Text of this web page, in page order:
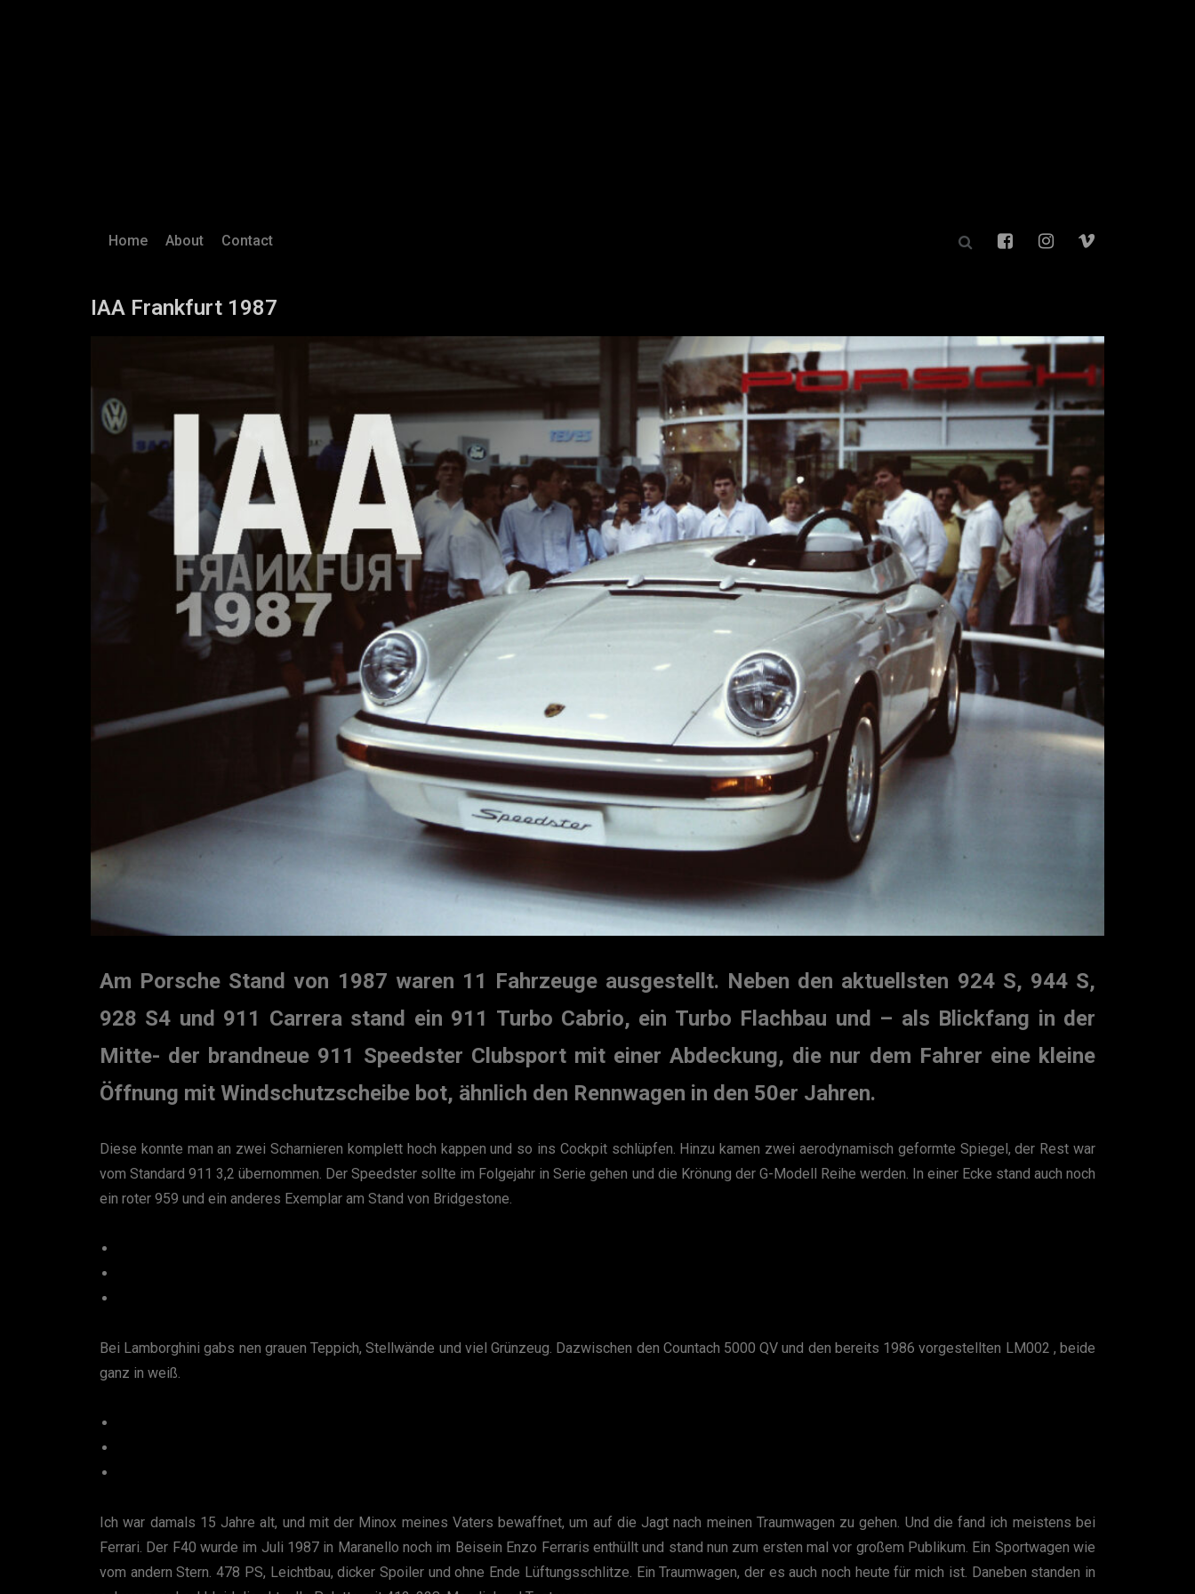
Home About Contact
IAA Frankfurt 1987
Am Porsche Stand von 1987 waren 11 Fahrzeuge ausgestellt. Neben den aktuellsten 924 S, 944 S,
928 S4 und 911 Carrera stand ein 911 Turbo Cabrio, ein Turbo Flachbau und – als Blickfang in der
Mitte- der brandneue 911 Speedster Clubsport mit einer Abdeckung, die nur dem Fahrer eine kleine
Öffnung mit Windschutzscheibe bot, ähnlich den Rennwagen in den 50er Jahren.
Diese konnte man an zwei Scharnieren komplett hoch kappen und so ins Cockpit schlüpfen. Hinzu kamen zwei aerodynamisch geformte Spiegel, der Rest war
vom Standard 911 3,2 übernommen. Der Speedster sollte im Folgejahr in Serie gehen und die Krönung der G-Modell Reihe werden. In einer Ecke stand auch noch
ein roter 959 und ein anderes Exemplar am Stand von Bridgestone.
Bei Lamborghini gabs nen grauen Teppich, Stellwände und viel Grünzeug. Dazwischen den Countach 5000 QV und den bereits 1986 vorgestellten LM002 , beide
ganz in weiß.
Ich war damals 15 Jahre alt, und mit der Minox meines Vaters bewaffnet, um auf die Jagt nach meinen Traumwagen zu gehen. Und die fand ich meistens bei
Ferrari. Der F40 wurde im Juli 1987 in Maranello noch im Beisein Enzo Ferraris enthüllt und stand nun zum ersten mal vor großem Publikum. Ein Sportwagen wie
vom andern Stern. 478 PS, Leichtbau, dicker Spoiler und ohne Ende Lüftungsschlitze. Ein Traumwagen, der es auch noch heute für mich ist. Daneben standen in